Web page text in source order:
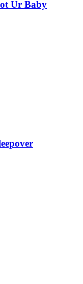
Ur Baby